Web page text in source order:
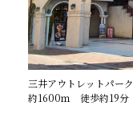
三井アウトレットパーク
約1600ｍ 徒歩約19分